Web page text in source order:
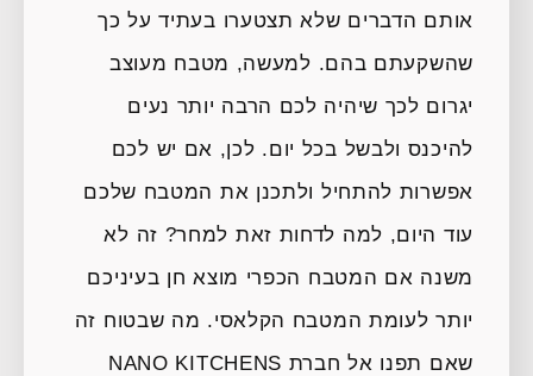
אותם הדברים שלא תצטערו בעתיד על כך
שהשקעתם בהם. למעשה, מטבח מעוצב
יגרום לכך שיהיה לכם הרבה יותר נעים
להיכנס ולבשל בכל יום. לכן, אם יש לכם
אפשרות להתחיל ולתכנן את המטבח שלכם
עוד היום, למה לדחות זאת למחר? זה לא
משנה אם המטבח הכפרי מוצא חן בעיניכם
יותר לעומת המטבח הקלאסי. מה שבטוח זה
שאם תפנו אל חברת NANO KITCHENS